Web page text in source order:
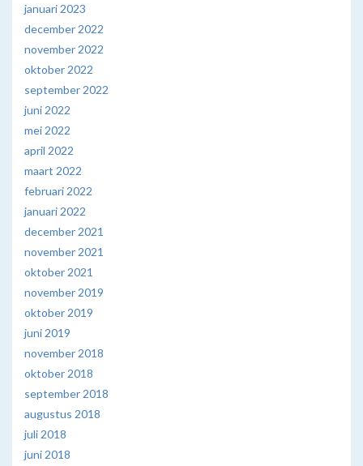
januari 2023
december 2022
november 2022
oktober 2022
september 2022
juni 2022
mei 2022
april 2022
maart 2022
februari 2022
januari 2022
december 2021
november 2021
oktober 2021
november 2019
oktober 2019
juni 2019
november 2018
oktober 2018
september 2018
augustus 2018
juli 2018
juni 2018